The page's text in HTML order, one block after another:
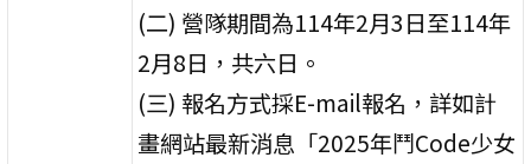
(二) 營隊期間為114年2月3日至114年
2月8日，共六日。
(三) 報名方式採E-mail報名，詳如計
畫網站最新消息「2025年鬥Code少女